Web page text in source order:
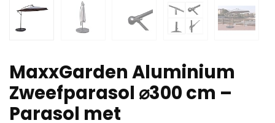
MaxxGarden Aluminium
Zweefparasol ⌀300 cm –
Parasol met